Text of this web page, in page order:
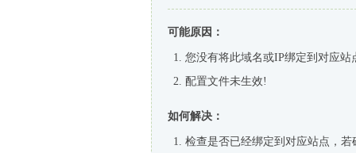
可能原因：
您没有将此域名或IP绑定到对应站
配置文件未生效!
如何解决：
检查是否已经绑定到对应站点，